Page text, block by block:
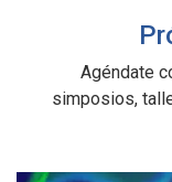
Agéndate
simposios,